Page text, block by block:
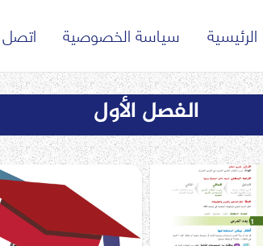
الرئيسية سياسة الخصوصية اتصل
الفصل الأول